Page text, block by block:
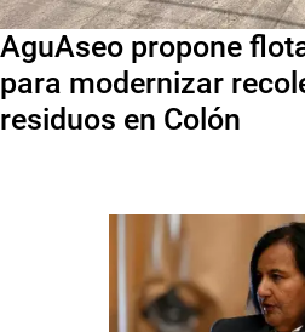
AguAseo propone
para modernizar
residuos en Colón